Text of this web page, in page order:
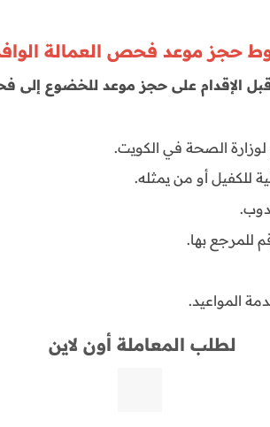
حجز موعد فحص العمالة
الإقدام على حجز موعد للخضوع إلى
الصحة في الكويت.
للكفيل أو من يمثله.
للمرجع بها.
المواعيد.
لطلب المعاملة أون لاين